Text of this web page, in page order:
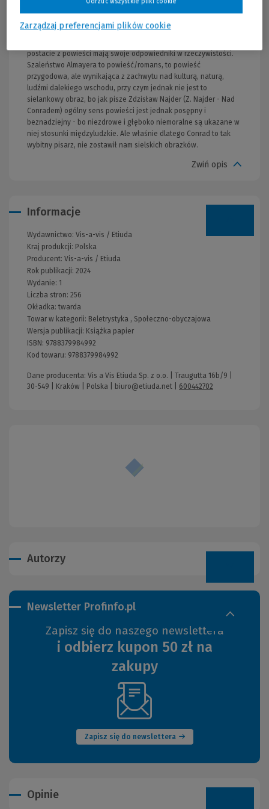
powieści rozgrywa się na Borneo, a jego gruntowna wiedza na
temat historii i geografii tych wysp (malajskich) to oprócz samego
postacie z powieści mają swoje odpowiedniki w rzeczywistości.
Szaleństwo Almayera to powieść/romans, to powieść
przygodowa, ale wynikająca z zachwytu nad kulturą, naturą,
ludźmi dalekiego wschodu, przy czym jednak nie jest to
sielankowy obraz, bo jak pisze Zdzisław Najder (Z. Najder - Nad
Conradem) ogólny sens powieści jest jednak posępny i
beznadziejny - bo niezdrowe i głęboko niemoralne są ukazane w
niej stosunki międzyludzkie. Ale właśnie dlatego Conrad to tak
wybitny pisarz, nie zostawił nam sielskich obrazków.
Zwiń opis
Informacje
Wydawnictwo: Vis-a-vis / Etiuda
Kraj produkcji: Polska
Producent: Vis-a-vis / Etiuda
Rok publikacji: 2024
Wydanie: 1
Liczba stron: 256
Okładka:twarda
Towar w kategorii: Beletrystyka , Społeczno-obyczajowa
Wersja publikacji: Książka papier
ISBN: 9788379984992
Kod towaru: 9788379984992
Dane producenta: Vis a Vis Etiuda Sp. z o.o. | Traugutta 16b/9 |
30-549 | Kraków | Polska |
biuro@etiuda.net 600442702
Autorzy
Newsletter Profinfo.pl
Zapisz się do naszego newslettera
i odbierz kupon 50 zł na
zakupy
Zapisz się do newslettera
(Nowe
okno)
Opinie
Zarządzaj preferencjami plików cookie